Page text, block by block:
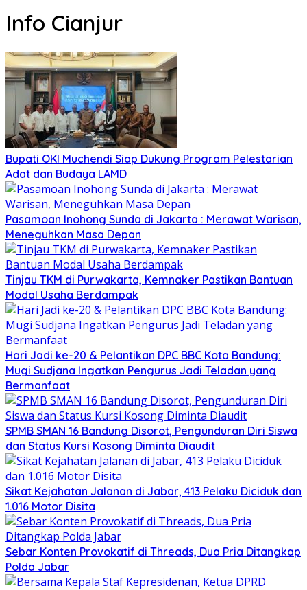
Info Cianjur
Bupati OKI Muchendi Siap Dukung Program Pelestarian
Adat dan Budaya LAMD
Pasamoan Inohong Sunda di Jakarta : Merawat Warisan,
Meneguhkan Masa Depan
Tinjau TKM di Purwakarta, Kemnaker Pastikan Bantuan
Modal Usaha Berdampak
Hari Jadi ke-20 & Pelantikan DPC BBC Kota Bandung:
Mugi Sudjana Ingatkan Pengurus Jadi Teladan yang
Bermanfaat
SPMB SMAN 16 Bandung Disorot, Pengunduran Diri Siswa
dan Status Kursi Kosong Diminta Diaudit
Sikat Kejahatan Jalanan di Jabar, 413 Pelaku Diciduk dan
1.016 Motor Disita
Sebar Konten Provokatif di Threads, Dua Pria Ditangkap
Polda Jabar